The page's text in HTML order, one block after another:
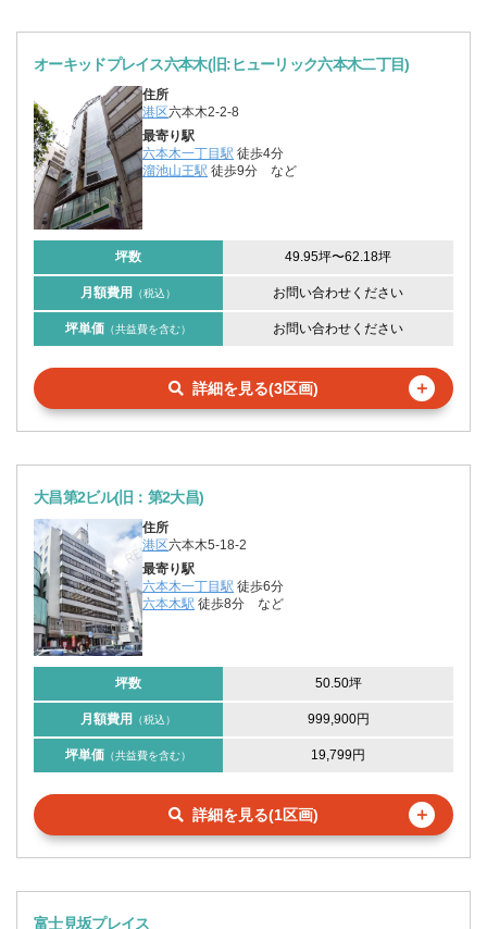
オーキッドプレイス六本木(旧:ヒューリック六本木二丁目)
住所
港区六本木2-2-8
最寄り駅
六本木一丁目駅 徒歩4分
溜池山王駅 徒歩9分 など
坪数 49.95坪〜62.18坪
月額費用 （税込） お問い合わせください
坪単価 （共益費を含む） お問い合わせください
詳細を見る(3区画) ＋
大昌第2ビル(旧：第2大昌)
住所
港区六本木5-18-2
最寄り駅
六本木一丁目駅 徒歩6分
六本木駅 徒歩8分 など
坪数 50.50坪
月額費用 （税込） 999,900円
坪単価 （共益費を含む） 19,799円
詳細を見る(1区画) ＋
富士見坂プレイス